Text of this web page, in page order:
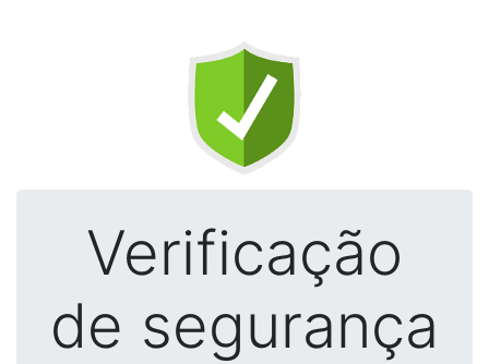
Verificação
de segurança